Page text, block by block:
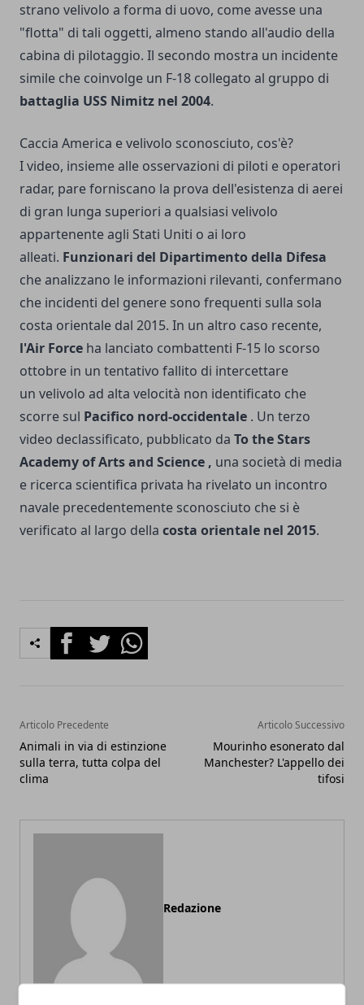
strano velivolo a forma di uovo, come avesse una
"flotta" di tali oggetti, almeno stando all'audio della
cabina di pilotaggio. Il secondo mostra un incidente
simile che coinvolge un F-18 collegato al gruppo di
battaglia USS Nimitz nel 2004.
Caccia America e velivolo sconosciuto, cos'è?
I video, insieme alle osservazioni di piloti e operatori
radar, pare forniscano la prova dell'esistenza di aerei
di gran lunga superiori a qualsiasi velivolo
appartenente agli Stati Uniti o ai loro
alleati. Funzionari del Dipartimento della Difesa
che analizzano le informazioni rilevanti, confermano
che incidenti del genere sono frequenti sulla sola
costa orientale dal 2015. In un altro caso recente,
l'Air Force ha lanciato combattenti F-15 lo scorso
ottobre in un tentativo fallito di intercettare
un velivolo ad alta velocità non identificato che
scorre sul Pacifico nord-occidentale . Un terzo
video declassificato, pubblicato da To the Stars
Academy of Arts and Science , una società di media
e ricerca scientifica privata ha rivelato un incontro
navale precedentemente sconosciuto che si è
verificato al largo della costa orientale nel 2015.
FacebookTwitterWhatsapp
Articolo Precedente
Animali in via di estinzione
sulla terra, tutta colpa del
clima
Articolo Successivo
Mourinho esonerato dal
Manchester? L'appello dei
tifosi
Redazione